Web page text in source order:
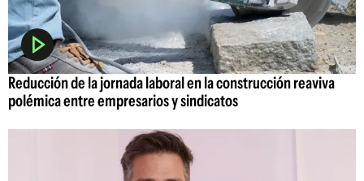
Reducción de la jornada laboral en la construcción reaviva
polémica entre empresarios y sindicatos